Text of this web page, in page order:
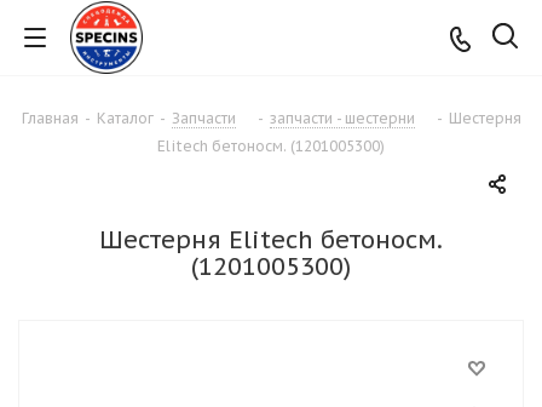
Главная - Каталог - Запчасти - запчасти - шестерни - Шестерня
Elitech бетоносм. (1201005300)
Шестерня Elitech бетоносм.
(1201005300)